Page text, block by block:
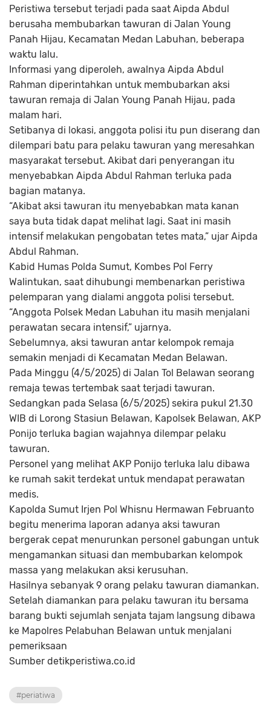
Peristiwa tersebut terjadi pada saat Aipda Abdul
berusaha membubarkan tawuran di Jalan Young
Panah Hijau, Kecamatan Medan Labuhan, beberapa
waktu lalu.
Informasi yang diperoleh, awalnya Aipda Abdul
Rahman diperintahkan untuk membubarkan aksi
tawuran remaja di Jalan Young Panah Hijau, pada
malam hari.
Setibanya di lokasi, anggota polisi itu pun diserang dan
dilempari batu para pelaku tawuran yang meresahkan
masyarakat tersebut. Akibat dari penyerangan itu
menyebabkan Aipda Abdul Rahman terluka pada
bagian matanya.
“Akibat aksi tawuran itu menyebabkan mata kanan
saya buta tidak dapat melihat lagi. Saat ini masih
intensif melakukan pengobatan tetes mata,” ujar Aipda
Abdul Rahman.
Kabid Humas Polda Sumut, Kombes Pol Ferry
Walintukan, saat dihubungi membenarkan peristiwa
pelemparan yang dialami anggota polisi tersebut.
“Anggota Polsek Medan Labuhan itu masih menjalani
perawatan secara intensif,” ujarnya.
Sebelumnya, aksi tawuran antar kelompok remaja
semakin menjadi di Kecamatan Medan Belawan.
Pada Minggu (4/5/2025) di Jalan Tol Belawan seorang
remaja tewas tertembak saat terjadi tawuran.
Sedangkan pada Selasa (6/5/2025) sekira pukul 21.30
WIB di Lorong Stasiun Belawan, Kapolsek Belawan, AKP
Ponijo terluka bagian wajahnya dilempar pelaku
tawuran.
Personel yang melihat AKP Ponijo terluka lalu dibawa
ke rumah sakit terdekat untuk mendapat perawatan
medis.
Kapolda Sumut Irjen Pol Whisnu Hermawan Februanto
begitu menerima laporan adanya aksi tawuran
bergerak cepat menurunkan personel gabungan untuk
mengamankan situasi dan membubarkan kelompok
massa yang melakukan aksi kerusuhan.
Hasilnya sebanyak 9 orang pelaku tawuran diamankan.
Setelah diamankan para pelaku tawuran itu bersama
barang bukti sejumlah senjata tajam langsung dibawa
ke Mapolres Pelabuhan Belawan untuk menjalani
pemeriksaan
Sumber detikperistiwa.co.id
#periatiwa